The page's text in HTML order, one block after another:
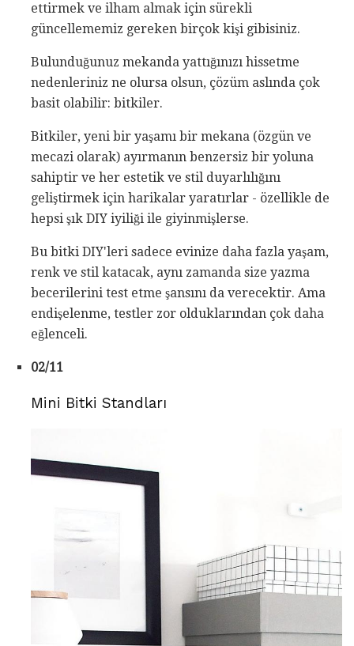
ettirmek ve ilham almak için sürekli
güncellememiz gereken birçok kişi gibisiniz.
Bulunduğunuz mekanda yattığınızı hissetme
nedenleriniz ne olursa olsun, çözüm aslında çok
basit olabilir: bitkiler.
Bitkiler, yeni bir yaşamı bir mekana (özgün ve
mecazi olarak) ayırmanın benzersiz bir yoluna
sahiptir ve her estetik ve stil duyarlılığını
geliştirmek için harikalar yaratırlar - özellikle de
hepsi şık DIY iyiliği ile giyinmişlerse.
Bu bitki DIY'leri sadece evinize daha fazla yaşam,
renk ve stil katacak, aynı zamanda size yazma
becerilerini test etme şansını da verecektir. Ama
endişelenme, testler zor olduklarından çok daha
eğlenceli.
02/11
Mini Bitki Standları